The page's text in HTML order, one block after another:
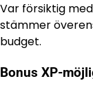
Var försiktig
stämmer
budget.
Bonus XP-